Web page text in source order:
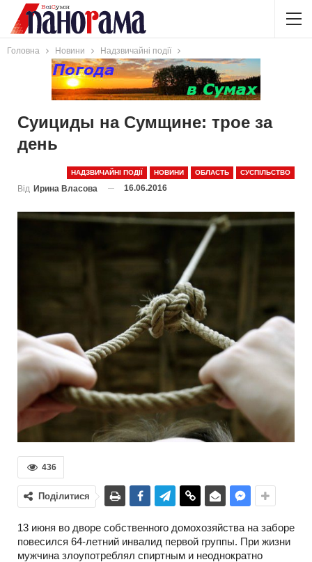
Головна Новини Надзвичайні події
Суициды на Сумщине: трое за
день
НАДЗВИЧАЙНІ ПОДІЇ НОВИНИ ОБЛАСТЬ СУСПІЛЬСТВО
Від Ирина Власова 16.06.2016
436
Поділитися
13 июня во дворе собственного домохозяйства на заборе
повесился 64-летний инвалид первой группы. При жизни
мужчина злоупотреблял спиртным и неоднократно